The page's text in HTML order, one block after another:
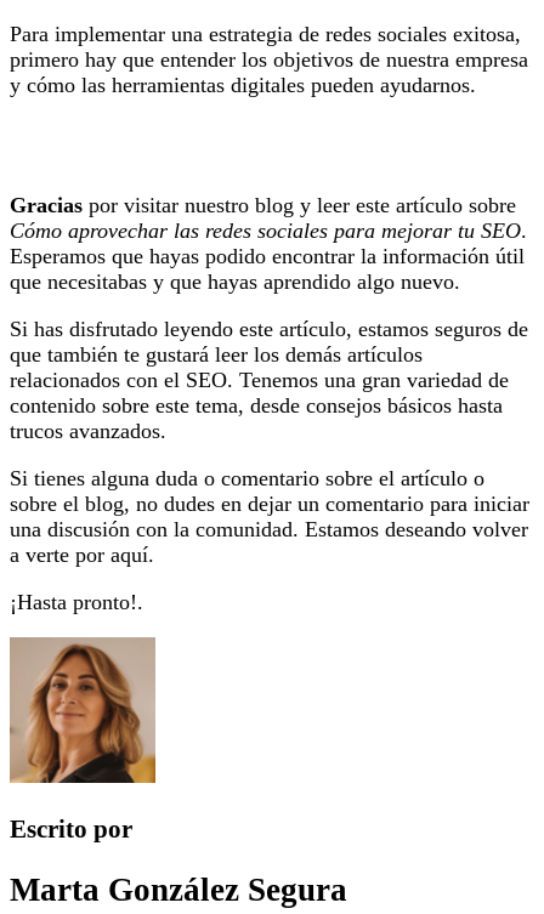
Para implementar una estrategia de redes sociales exitosa,
primero hay que entender los objetivos de nuestra empresa
y cómo las herramientas digitales pueden ayudarnos.
Gracias por visitar nuestro blog y leer este artículo sobre
Cómo aprovechar las redes sociales para mejorar tu SEO.
Esperamos que hayas podido encontrar la información útil
que necesitabas y que hayas aprendido algo nuevo.
Si has disfrutado leyendo este artículo, estamos seguros de
que también te gustará leer los demás artículos
relacionados con el SEO. Tenemos una gran variedad de
contenido sobre este tema, desde consejos básicos hasta
trucos avanzados.
Si tienes alguna duda o comentario sobre el artículo o
sobre el blog, no dudes en dejar un comentario para iniciar
una discusión con la comunidad. Estamos deseando volver
a verte por aquí.
¡Hasta pronto!.
Escrito por
Marta González Segura